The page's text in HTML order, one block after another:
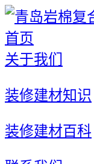
首页
关于我们
装修建材知识
装修建材百科